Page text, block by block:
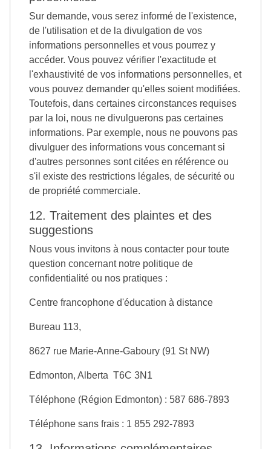
Sur demande, vous serez informé de l'existence,
de l'utilisation et de la divulgation de vos
informations personnelles et vous pourrez y
accéder. Vous pouvez vérifier l'exactitude et
l'exhaustivité de vos informations personnelles, et
vous pouvez demander qu'elles soient modifiées.
Toutefois, dans certaines circonstances requises
par la loi, nous ne divulguerons pas certaines
informations. Par exemple, nous ne pouvons pas
divulguer des informations vous concernant si
d'autres personnes sont citées en référence ou
s'il existe des restrictions légales, de sécurité ou
de propriété commerciale.
12. Traitement des plaintes et des
suggestions
Nous vous invitons à nous contacter pour toute
question concernant notre politique de
confidentialité ou nos pratiques :
Centre francophone d'éducation à distance
Bureau 113,
8627 rue Marie-Anne-Gaboury (91 St NW)
Edmonton, Alberta T6C 3N1
Téléphone (Région Edmonton) : 587 686-7893
Téléphone sans frais : 1 855 292-7893